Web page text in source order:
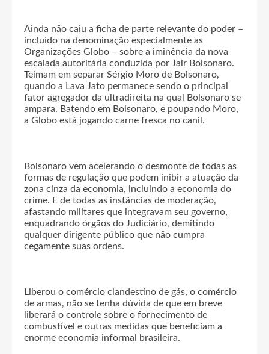
Ainda não caiu a ficha de parte relevante do poder –
incluído na denominação especialmente as
Organizações Globo – sobre a iminência da nova
escalada autoritária conduzida por Jair Bolsonaro.
Teimam em separar Sérgio Moro de Bolsonaro,
quando a Lava Jato permanece sendo o principal
fator agregador da ultradireita na qual Bolsonaro se
ampara. Batendo em Bolsonaro, e poupando Moro,
a Globo está jogando carne fresca no canil.
Bolsonaro vem acelerando o desmonte de todas as
formas de regulação que podem inibir a atuação da
zona cinza da economia, incluindo a economia do
crime. E de todas as instâncias de moderação,
afastando militares que integravam seu governo,
enquadrando órgãos do Judiciário, demitindo
qualquer dirigente público que não cumpra
cegamente suas ordens.
Liberou o comércio clandestino de gás, o comércio
de armas, não se tenha dúvida de que em breve
liberará o controle sobre o fornecimento de
combustível e outras medidas que beneficiam a
enorme economia informal brasileira.